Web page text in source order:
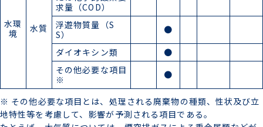
水環
境
水質
求量（COD）
浮遊物質量（S
S）
●
ダイオキシン類
●
その他必要な項目
※
●
※ その他必要な項目とは、処理される廃棄物の種類、性状及び立
地特性等を考慮して、影響が予測される項目である。